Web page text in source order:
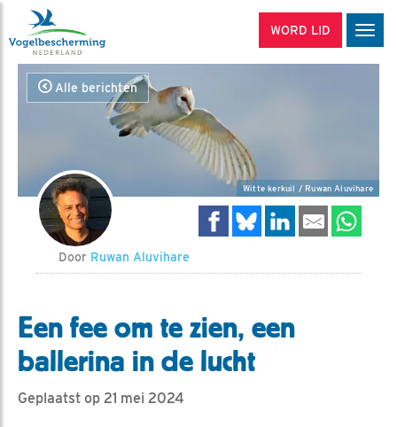
WORD LID
Alle berichten
Witte kerkuil / Ruwan Aluvihare
Door Ruwan Aluvihare
Een fee om te zien, een
ballerina in de lucht
Geplaatst op 21 mei 2024